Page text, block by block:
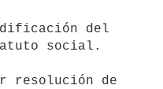
del
social.
resolución de